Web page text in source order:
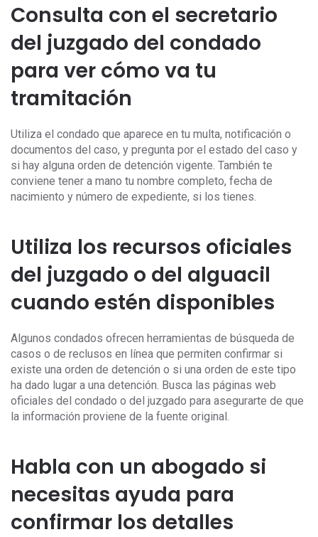
Consulta con el secretario
del juzgado del condado
para ver cómo va tu
tramitación
Utiliza el condado que aparece en tu multa, notificación o
documentos del caso, y pregunta por el estado del caso y
si hay alguna orden de detención vigente. También te
conviene tener a mano tu nombre completo, fecha de
nacimiento y número de expediente, si los tienes.
Utiliza los recursos oficiales
del juzgado o del alguacil
cuando estén disponibles
Algunos condados ofrecen herramientas de búsqueda de
casos o de reclusos en línea que permiten confirmar si
existe una orden de detención o si una orden de este tipo
ha dado lugar a una detención. Busca las páginas web
oficiales del condado o del juzgado para asegurarte de que
la información proviene de la fuente original.
Habla con un abogado si
necesitas ayuda para
confirmar los detalles